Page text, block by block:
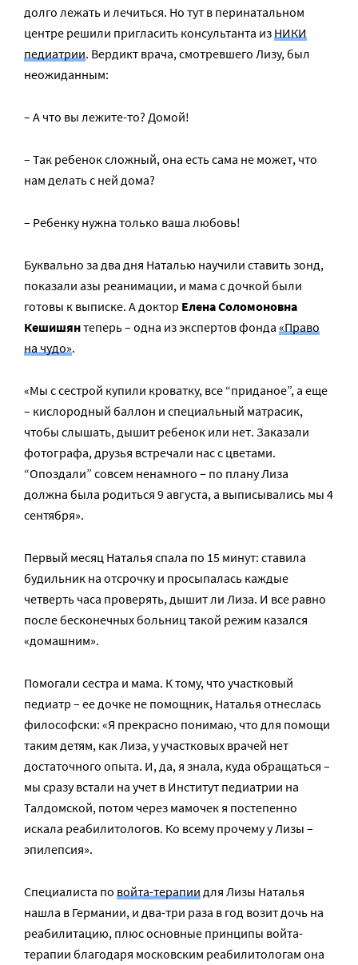
долго лежать и лечиться. Но тут в перинатальном
центре решили пригласить консультанта из НИКИ
педиатрии. Вердикт врача, смотревшего Лизу, был
неожиданным:
– А что вы лежите-то? Домой!
– Так ребенок сложный, она есть сама не может, что
нам делать с ней дома?
– Ребенку нужна только ваша любовь!
Буквально за два дня Наталью научили ставить зонд,
показали азы реанимации, и мама с дочкой были
готовы к выписке. А доктор Елена Соломоновна
Кешишянтеперь – одна из экспертов фонда «Право
на чудо».
«Мы с сестрой купили кроватку, все “приданое”, а еще
– кислородный баллон и специальный матрасик,
чтобы слышать, дышит ребенок или нет. Заказали
фотографа, друзья встречали нас с цветами.
“Опоздали” совсем ненамного – по плану Лиза
должна была родиться 9 августа, а выписывались мы 4
сентября».
Первый месяц Наталья спала по 15 минут: ставила
будильник на отсрочку и просыпалась каждые
четверть часа проверять, дышит ли Лиза. И все равно
после бесконечных больниц такой режим казался
«домашним».
Помогали сестра и мама. К тому, что участковый
педиатр – ее дочке не помощник, Наталья отнеслась
философски: «Я прекрасно понимаю, что для помощи
таким детям, как Лиза, у участковых врачей нет
достаточного опыта. И, да, я знала, куда обращаться –
мы сразу встали на учет в Институт педиатрии на
Талдомской, потом через мамочек я постепенно
искала реабилитологов. Ко всему прочему у Лизы –
эпилепсия».
Специалиста по войта-терапии для Лизы Наталья
нашла в Германии, и два-три раза в год возит дочь на
реабилитацию, плюс основные принципы войта-
терапии благодаря московским реабилитологам она